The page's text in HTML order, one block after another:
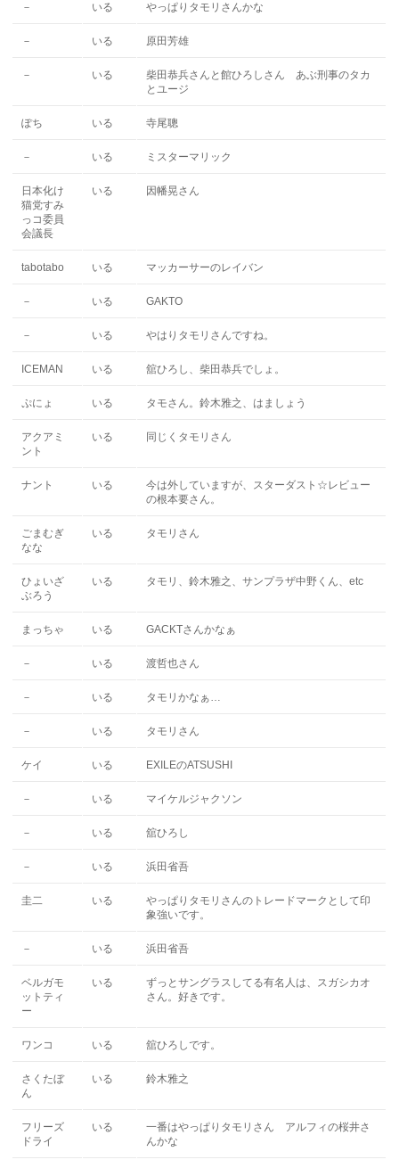
－ いる やっぱりタモリさんかな
－ いる 原田芳雄
－ いる
柴田恭兵さんと館ひろしさん あぶ刑事のタカ
とユージ
ぽち いる 寺尾聰
－ いる ミスターマリック
日本化け
猫党すみ
っコ委員
会議長
いる 因幡晃さん
tabotabo いる マッカーサーのレイバン
－ いる GAKTO
－ いる やはりタモリさんですね。
ICEMAN いる 舘ひろし、柴田恭兵でしょ。
ぷにょ いる タモさん。鈴木雅之、はましょう
アクアミ
ント
いる 同じくタモリさん
ナント いる
今は外していますが、スターダスト☆レビュー
の根本要さん。
ごまむぎ
なな
いる タモリさん
ひょいざ
ぶろう
いる タモリ、鈴木雅之、サンプラザ中野くん、etc
まっちゃ いる GACKTさんかなぁ
－ いる 渡哲也さん
－ いる タモリかなぁ…
－ いる タモリさん
ケイ いる EXILEのATSUSHI
－ いる マイケルジャクソン
－ いる 舘ひろし
－ いる 浜田省吾
圭二 いる
やっぱりタモリさんのトレードマークとして印
象強いです。
－ いる 浜田省吾
ベルガモ
ットティ
ー
いる
ずっとサングラスしてる有名人は、スガシカオ
さん。好きです。
ワンコ いる 舘ひろしです。
さくたぼ
ん
いる 鈴木雅之
フリーズ
ドライ
いる
一番はやっぱりタモリさん アルフィの桜井さ
んかな